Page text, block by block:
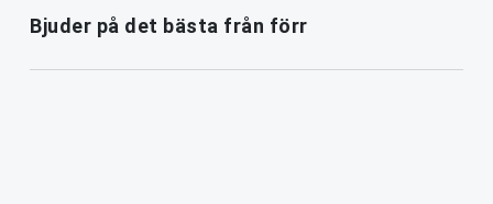
Bjuder på det bästa från förr